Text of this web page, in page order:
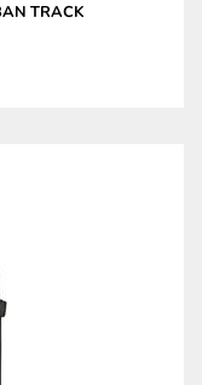
TRACK